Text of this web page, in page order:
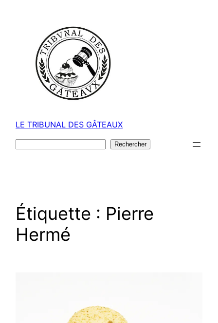
LE TRIBUNAL DES GÂTEAUX
Rechercher
Étiquette : Pierre
Hermé